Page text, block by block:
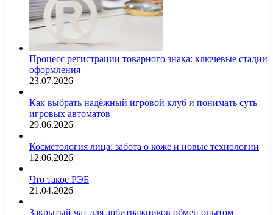
Процесс регистрации товарного знака: ключевые стадии
оформления
23.07.2026
Как выбрать надёжный игровой клуб и понимать суть
игровых автоматов
29.06.2026
Косметология лица: забота о коже и новые технологии
12.06.2026
Что такое РЭБ
21.04.2026
Закрытый чат для арбитражников обмен опытом